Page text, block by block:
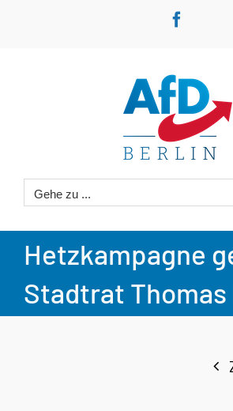
Gehe zu ...
Hetzkampagne
Stadtrat Thomas